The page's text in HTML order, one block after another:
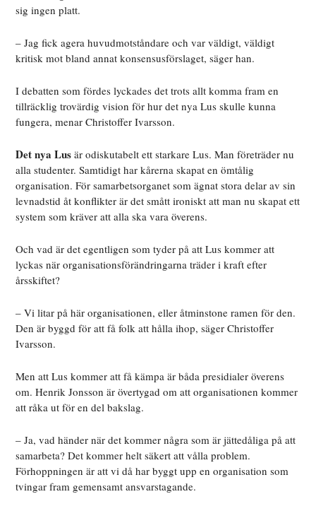
sig ingen platt.
– Jag fick agera huvudmotståndare och var väldigt, väldigt
kritisk mot bland annat konsensusförslaget, säger han.
I debatten som fördes lyckades det trots allt komma fram en
tillräcklig trovärdig vision för hur det nya Lus skulle kunna
fungera, menar Christoffer Ivarsson.
Det nya Lusär odiskutabelt ett starkare Lus. Man företräder nu
alla studenter. Samtidigt har kårerna skapat en ömtålig
organisation. För samarbetsorganet som ägnat stora delar av sin
levnadstid åt konflikter är det smått ironiskt att man nu skapat ett
system som kräver att alla ska vara överens.
Och vad är det egentligen som tyder på att Lus kommer att
lyckas när organisationsförändringarna träder i kraft efter
årsskiftet?
– Vi litar på här organisationen, eller åtminstone ramen för den.
Den är byggd för att få folk att hålla ihop, säger Christoffer
Ivarsson.
Men att Lus kommer att få kämpa är båda presidialer överens
om. Henrik Jonsson är övertygad om att organisationen kommer
att råka ut för en del bakslag.
– Ja, vad händer när det kommer några som är jättedåliga på att
samarbeta? Det kommer helt säkert att vålla problem.
Förhoppningen är att vi då har byggt upp en organisation som
tvingar fram gemensamt ansvarstagande.